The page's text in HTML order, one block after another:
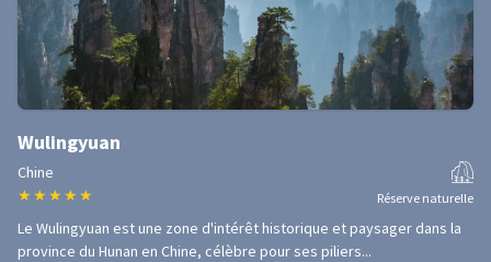
Wulingyuan
Chine
★ ★ ★ ★ ★ Réserve naturelle
Le Wulingyuan est une zone d'intérêt historique et paysager dans la
province du Hunan en Chine, célèbre pour ses piliers...